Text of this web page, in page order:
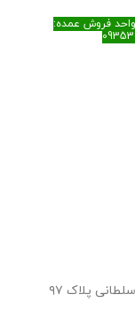
فروش عمده:
پلاک ۹۷